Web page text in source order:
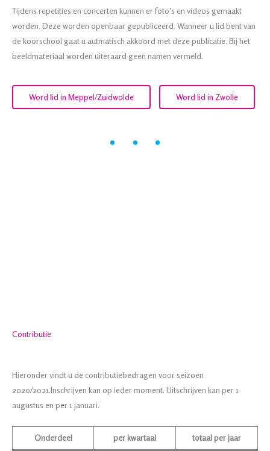
Tijdens repetities en concerten kunnen er foto’s en videos gemaakt
worden. Deze worden openbaar gepubliceerd. Wanneer u lid bent van
de koorschool gaat u autmatisch akkoord met deze publicatie. Bij het
beeldmateriaal worden uiteraard geen namen vermeld.
Word lid in Meppel/Zuidwolde Word lid in Zwolle
Contributie
Hieronder vindt u de contributiebedragen voor seizoen
2020/2021.Inschrijven kan op ieder moment. Uitschrijven kan per 1
augustus en per 1 januari.
Onderdeel per kwartaal totaal per jaar